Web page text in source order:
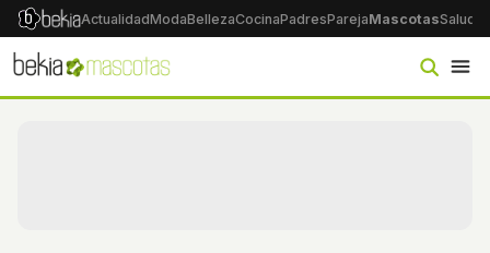
ActualidadModaBellezaCocinaPadresParejaMascotasSalud